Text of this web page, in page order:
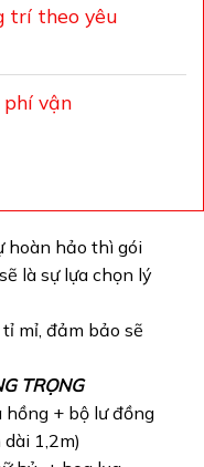
trí theo yêu
vận
hoàn hảo thì gói
là sự lựa chọn lý
mỉ, đảm bảo sẽ
TRỌNG
+ bộ lư đồng
1,2m)